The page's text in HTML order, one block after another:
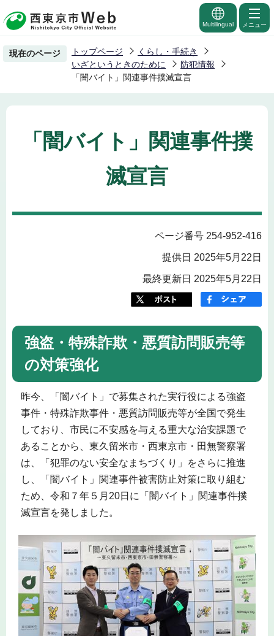
の
ー
の
先
Multilingual メニュー
現在のページ トップページ
くらし・手続き
いざというときのために
防犯情報
「闇バイト」関連事件撲滅宣言
「闇バイト」関連事件撲
滅宣言
ページ番号 254-952-416
提供日 2025年5月22日
最終更新日 2025年5月22日
強盗・特殊詐欺・悪質訪問販売等
の対策強化
昨今、「闇バイト」で募集された実行役による強盗
事件・特殊詐欺事件・悪質訪問販売等が全国で発生
しており、市民に不安感を与える重大な治安課題で
あることから、東久留米市・西東京市・田無警察署
は、「犯罪のない安全なまちづくり」をさらに推進
し、「闇バイト」関連事件被害防止対策に取り組む
ため、令和７年５月20日に「闇バイト」関連事件撲
滅宣言を発しました。